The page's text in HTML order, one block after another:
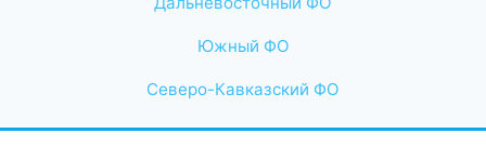
Южный ФО
Северо-Кавказский ФО